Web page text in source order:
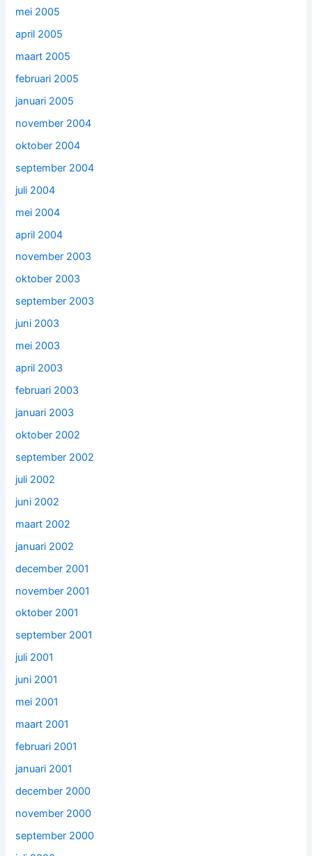
mei 2005
april 2005
maart 2005
februari 2005
januari 2005
november 2004
oktober 2004
september 2004
juli 2004
mei 2004
april 2004
november 2003
oktober 2003
september 2003
juni 2003
mei 2003
april 2003
februari 2003
januari 2003
oktober 2002
september 2002
juli 2002
juni 2002
maart 2002
januari 2002
december 2001
november 2001
oktober 2001
september 2001
juli 2001
juni 2001
mei 2001
maart 2001
februari 2001
januari 2001
december 2000
november 2000
september 2000